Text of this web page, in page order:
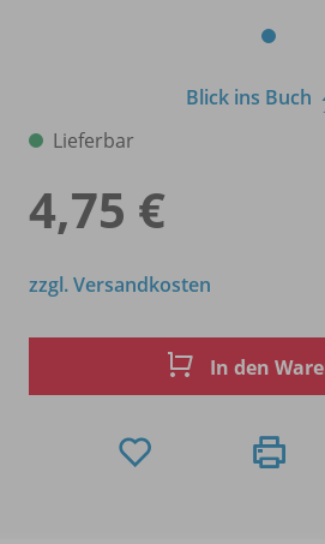
Blick ins Buch
Lieferbar
4,75 €
zzgl. Versandkosten
In den